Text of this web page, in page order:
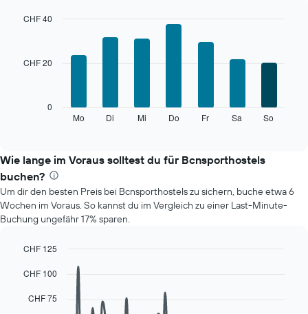
Das
X-
Diagramm
hat
1
Y-
Achse,
durchschnittlichen
anzeigt.
den
durchschnittlichen
Preis
eines
Zimmers
für
jeweiligen
Das
hat
Mo Di Mi Do Fr Sa So
0
CHF 20
CHF 40
Wie lange im Voraus solltest du für Bcnsporthostels
buchen?
Um dir den besten Preis bei Bcnsporthostels zu sichern, buche etwa 6
Wochen im Voraus. So kannst du im Vergleich zu einer Last-Minute-
Buchung ungefähr 17% sparen.
chart
graphic.
CHF 75
CHF 100
CHF 125